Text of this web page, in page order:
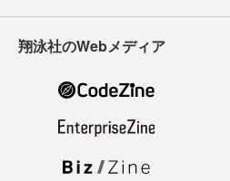
翔泳社のWebメディア